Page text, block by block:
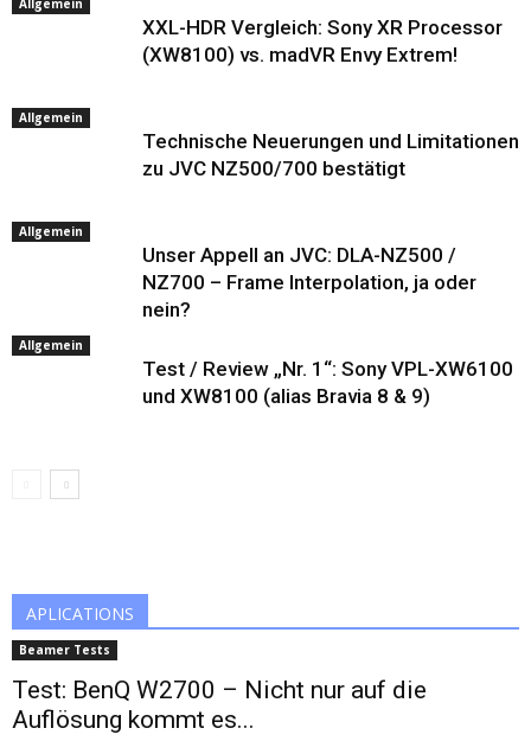
Allgemein
XXL-HDR Vergleich: Sony XR Processor
(XW8100) vs. madVR Envy Extrem!
Allgemein
Technische Neuerungen und Limitationen
zu JVC NZ500/700 bestätigt
Allgemein
Unser Appell an JVC: DLA-NZ500 /
NZ700 – Frame Interpolation, ja oder
nein?
Allgemein
Test / Review „Nr. 1“: Sony VPL-XW6100
und XW8100 (alias Bravia 8 & 9)
APLICATIONS
Beamer Tests
Test: BenQ W2700 – Nicht nur auf die
Auflösung kommt es...